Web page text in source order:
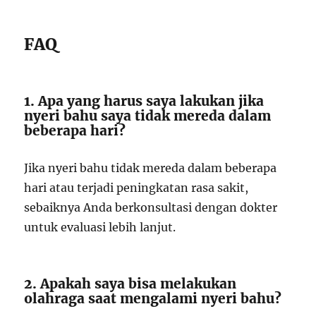
FAQ
1. Apa yang harus saya lakukan jika
nyeri bahu saya tidak mereda dalam
beberapa hari?
Jika nyeri bahu tidak mereda dalam beberapa
hari atau terjadi peningkatan rasa sakit,
sebaiknya Anda berkonsultasi dengan dokter
untuk evaluasi lebih lanjut.
2. Apakah saya bisa melakukan
olahraga saat mengalami nyeri bahu?